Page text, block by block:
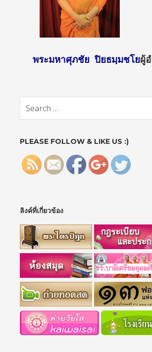
พระมหาศุภชัย ปิยธมฺมชโยผู้
PLEASE FOLLOW & LIKE US :)
http://sun
ac.th/?
nt_id=448
">
ลิงค์ที่เกี่ยวข้อง